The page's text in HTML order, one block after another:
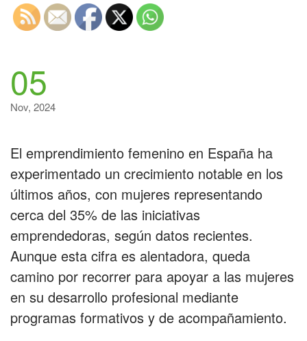
05
Nov, 2024
El emprendimiento femenino en España ha
experimentado un crecimiento notable en los
últimos años, con mujeres representando
cerca del 35% de las iniciativas
emprendedoras, según datos recientes.
Aunque esta cifra es alentadora, queda
camino por recorrer para apoyar a las mujeres
en su desarrollo profesional mediante
programas formativos y de acompañamiento.